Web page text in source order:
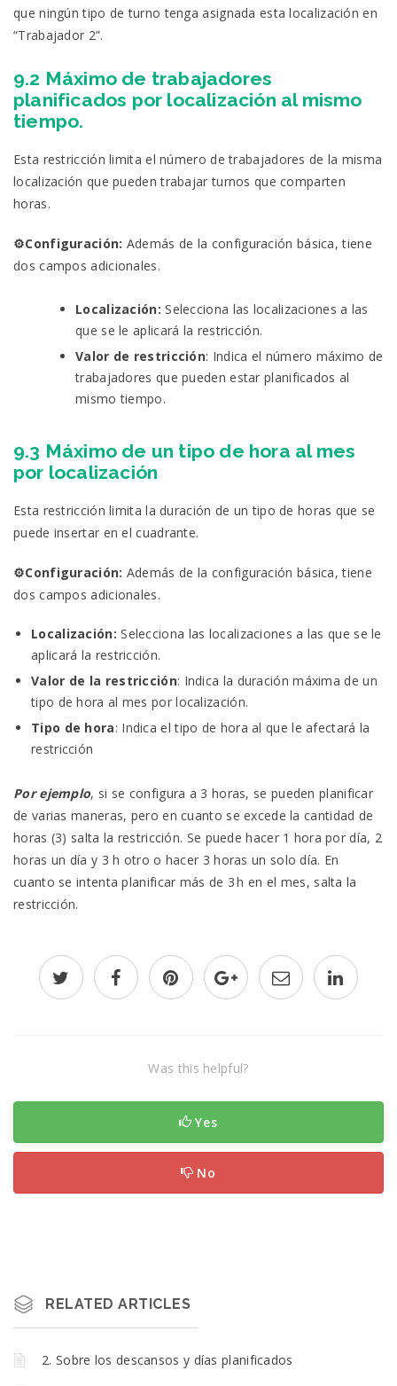
que ningún tipo de turno tenga asignada esta localización en
“Trabajador 2”.
9.2 Máximo de trabajadores
planificados por localización al mismo
tiempo.
Esta restricción limita el número de trabajadores de la misma
localización que pueden trabajar turnos que comparten
horas.
⚙️Configuración: Además de la configuración básica, tiene
dos campos adicionales.
Localización: Selecciona las localizaciones a las
que se le aplicará la restricción.
Valor de restricción: Indica el número máximo de
trabajadores que pueden estar planificados al
mismo tiempo.
9.3 Máximo de un tipo de hora al mes
por localización
Esta restricción limita la duración de un tipo de horas que se
puede insertar en el cuadrante.
⚙️Configuración: Además de la configuración básica, tiene
dos campos adicionales.
Localización: Selecciona las localizaciones a las que se le
aplicará la restricción.
Valor de la restricción: Indica la duración máxima de un
tipo de hora al mes por localización.
Tipo de hora: Indica el tipo de hora al que le afectará la
restricción
Por ejemplo, si se configura a 3 horas, se pueden planificar
de varias maneras, pero en cuanto se excede la cantidad de
horas (3) salta la restricción. Se puede hacer 1 hora por día, 2
horas un día y 3 h otro o hacer 3 horas un solo día. En
cuanto se intenta planificar más de 3 h en el mes, salta la
restricción.
Was this helpful?
Yes
No
RELATED ARTICLES
2. Sobre los descansos y días planificados